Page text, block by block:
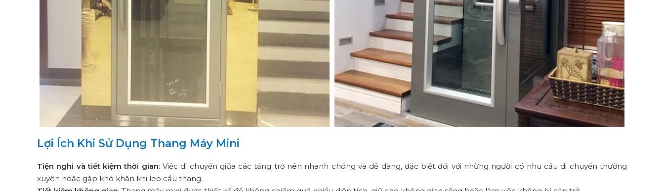
Lợi Ích Khi Sử Dụng Thang Máy Mini
Tiện nghi và tiết kiệm thời gian: Việc di chuyển giữa các tầng trở nên nhanh chóng và dễ dàng, đặc biệt đối với những người có nhu cầu di chuyển thường
xuyên hoặc gặp khó khăn khi leo cầu thang.